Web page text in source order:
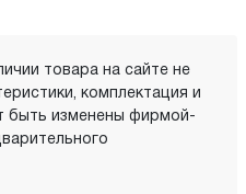
товара на сайте не
комплектация и
быть изменены фирмой-